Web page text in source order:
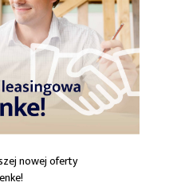
nowej oferty